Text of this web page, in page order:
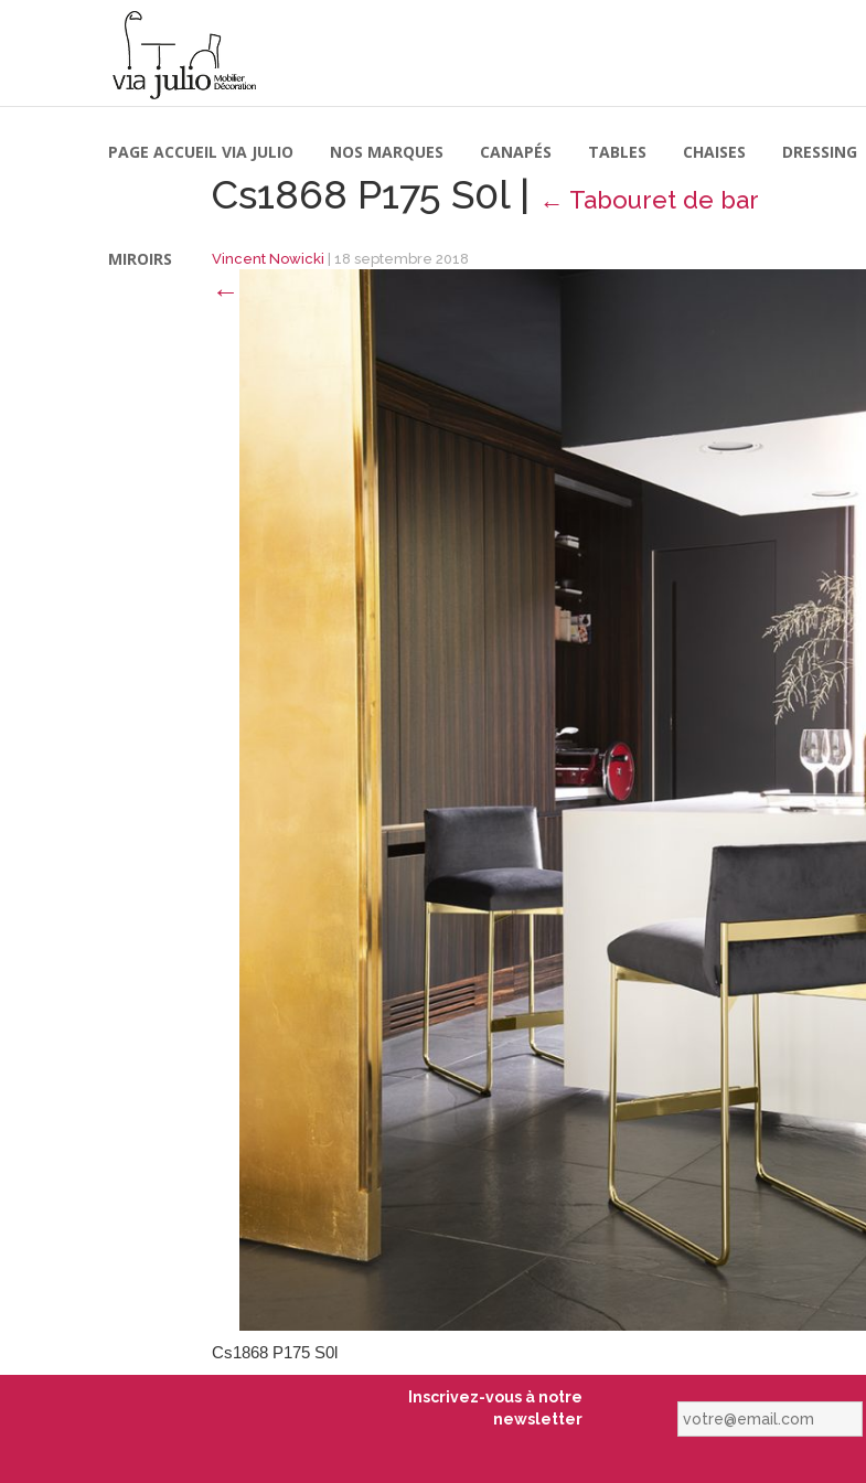
PAGE ACCUEIL VIA JULIO NOS MARQUES CANAPÉS TABLES CHAISES DRESSING
MIROIRS
Cs1868 P175 S0l | ← Tabouret de bar
Vincent Nowicki 18 septembre 2018
←
Cs1868 P175 S0l
Inscrivez-vous à notre
newsletter
votre@email.com